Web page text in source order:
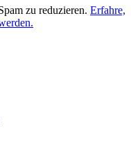
zu reduzieren. Erfahre,